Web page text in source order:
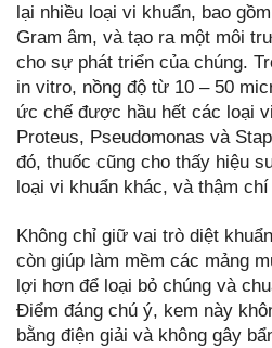
lại nhiều loại vi khuẩn, bao
Gram âm, và tạo ra một môi
cho sự phát triển của chúng.
in vitro, nồng độ từ 10 – 50
ức chế được hầu hết các loại
Proteus, Pseudomonas và
đó, thuốc cũng cho thấy hiệu
loại vi khuẩn khác, và thậm
Không chỉ giữ vai trò diệt
còn giúp làm mềm các mảng
lợi hơn để loại bỏ chúng và
Điểm đáng chú ý, kem này
bằng điện giải và không gây